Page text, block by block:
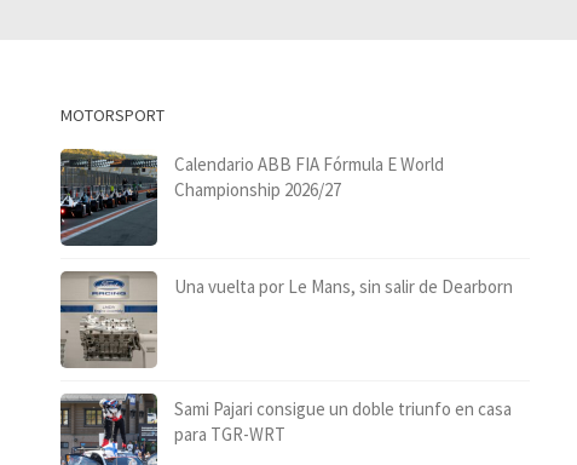
MOTORSPORT
Calendario ABB FIA Fórmula E World
Championship 2026/27
Una vuelta por Le Mans, sin salir de Dearborn
Sami Pajari consigue un doble triunfo en casa
para TGR-WRT